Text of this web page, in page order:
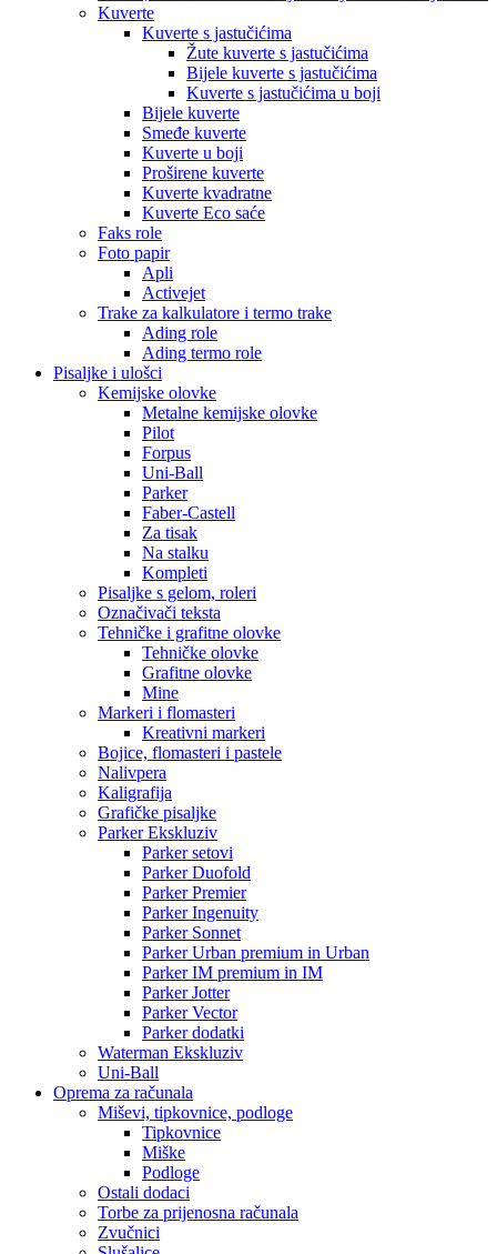
Kuverte
Kuverte s jastučićima
Žute kuverte s jastučićima
Bijele kuverte s jastučićima
Kuverte s jastučićima u boji
Bijele kuverte
Smeđe kuverte
Kuverte u boji
Proširene kuverte
Kuverte kvadratne
Kuverte Eco saće
Faks role
Foto papir
Apli
Activejet
Trake za kalkulatore i termo trake
Ading role
Ading termo role
Pisaljke i ulošci
Kemijske olovke
Metalne kemijske olovke
Pilot
Forpus
Uni-Ball
Parker
Faber-Castell
Za tisak
Na stalku
Kompleti
Pisaljke s gelom, roleri
Označivači teksta
Tehničke i grafitne olovke
Tehničke olovke
Grafitne olovke
Mine
Markeri i flomasteri
Kreativni markeri
Bojice, flomasteri i pastele
Nalivpera
Kaligrafija
Grafičke pisaljke
Parker Ekskluziv
Parker setovi
Parker Duofold
Parker Premier
Parker Ingenuity
Parker Sonnet
Parker Urban premium in Urban
Parker IM premium in IM
Parker Jotter
Parker Vector
Parker dodatki
Waterman Ekskluziv
Uni-Ball
Oprema za računala
Miševi, tipkovnice, podloge
Tipkovnice
Miške
Podloge
Ostali dodaci
Torbe za prijenosna računala
Zvučnici